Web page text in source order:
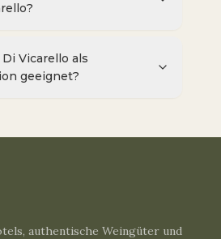
Vicarello als
geeignet?
authentische Weingüter und